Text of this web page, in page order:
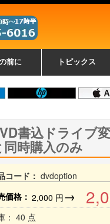
前に トピックス
書込ドライブ
同時購入のみ
コード： dvdoption
価格： 2,000 円→
： 40 点